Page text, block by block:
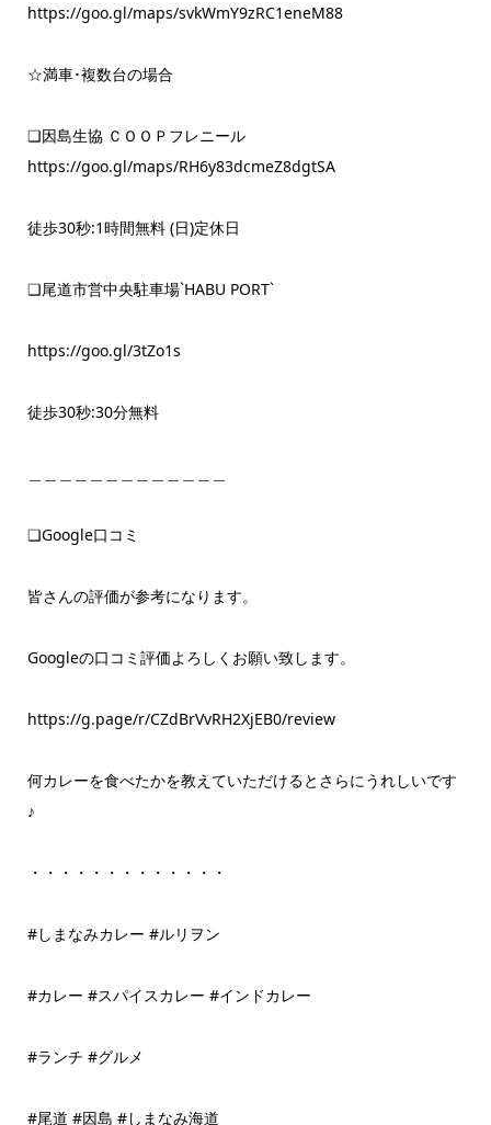
https://goo.gl/maps/svkWmY9zRC1eneM88
☆満車･複数台の場合
❏因島生協 ＣＯＯＰフレニール
https://goo.gl/maps/RH6y83dcmeZ8dgtSA
徒歩30秒:1時間無料 (日)定休日
❏尾道市営中央駐車場`HABU PORT`
https://goo.gl/3tZo1s
徒歩30秒:30分無料
❏Google口コミ
皆さんの評価が参考になります。
Googleの口コミ評価よろしくお願い致します。
https://g.page/r/CZdBrVvRH2XjEB0/review
何カレーを食べたかを教えていただけるとさらにうれしいです
♪
・・・・・・・・・・・・・
#しまなみカレー #ルリヲン
#カレー #スパイスカレー #インドカレー
#ランチ #グルメ
#尾道 #因島 #しまなみ海道